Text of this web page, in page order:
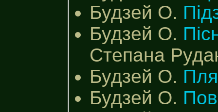
Будзей О.
Будзей О.
Степана
Будзей О.
Будзей О.